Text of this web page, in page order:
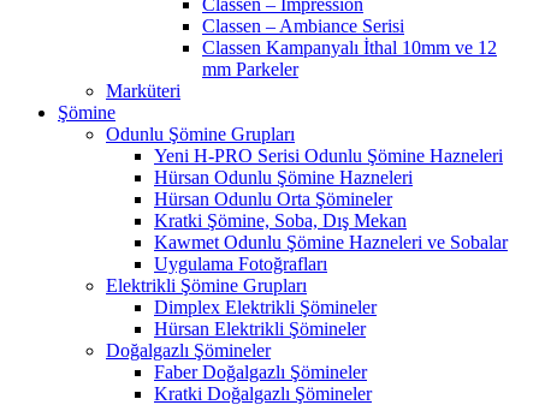
Classen – Impression
Classen – Ambiance Serisi
Classen Kampanyalı İthal 10mm ve 12
mm Parkeler
Marküteri
Şömine
Odunlu Şömine Grupları
Yeni H-PRO Serisi Odunlu Şömine Hazneleri
Hürsan Odunlu Şömine Hazneleri
Hürsan Odunlu Orta Şömineler
Kratki Şömine, Soba, Dış Mekan
Kawmet Odunlu Şömine Hazneleri ve Sobalar
Uygulama Fotoğrafları
Elektrikli Şömine Grupları
Dimplex Elektrikli Şömineler
Hürsan Elektrikli Şömineler
Doğalgazlı Şömineler
Faber Doğalgazlı Şömineler
Kratki Doğalgazlı Şömineler